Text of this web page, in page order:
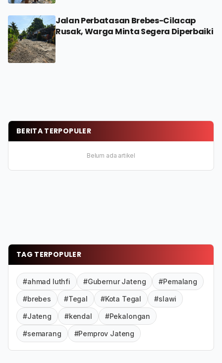
Jalan Perbatasan Brebes-Cilacap
Rusak, Warga Minta Segera Diperbaiki
BERITA TERPOPULER
Belum ada artikel
TAG TERPOPULER
#ahmad luthfi #Gubernur Jateng #Pemalang
#brebes #Tegal #Kota Tegal #slawi
#Jateng #kendal #Pekalongan
#semarang #Pemprov Jateng